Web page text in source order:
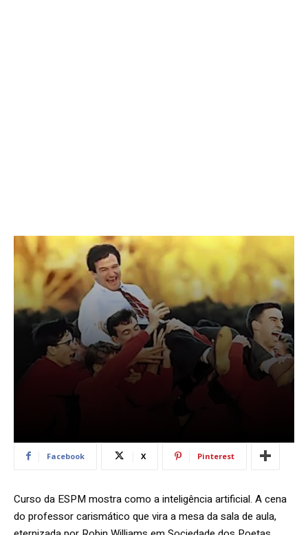
Facebook X Pinterest
Curso da ESPM mostra como a inteligência artificial. A cena
do professor carismático que vira a mesa da sala de aula,